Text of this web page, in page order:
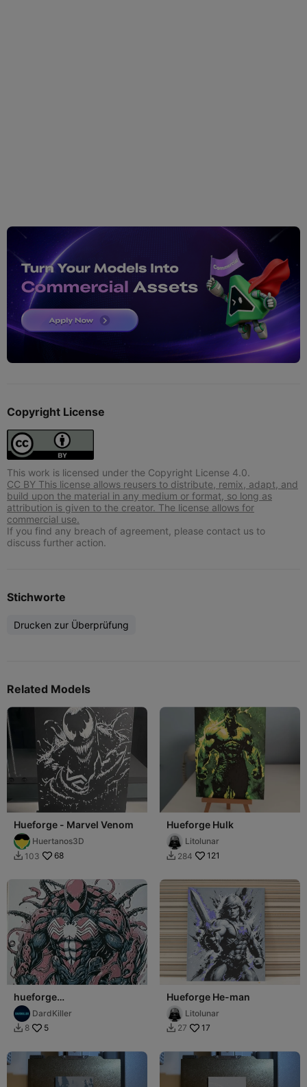
Copyright License
This work is licensed under the Copyright License 4.0.
CC BY This license allows reusers to distribute, remix, adapt, and
build upon the material in any medium or format, so long as
attribution is given to the creator. The license allows for
commercial use.
If you find any breach of agreement, please contact us to
discuss further action.
Stichworte
Drucken zur Überprüfung
Related Models
Hueforge - Marvel Venom
Huertanos3D
 103 68
Hueforge Hulk
Litolunar
 284 121
hueforge
spidermanvenomiser
DardKiller
 8 5
Hueforge He-man
Litolunar
 27 17